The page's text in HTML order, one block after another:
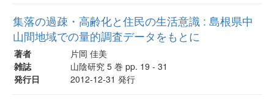
集落の過疎・高齢化と住民の生活意識 : 島根県中
山間地域での量的調査データをもとに
著者
片岡 佳美
雑誌
山陰研究 5 巻 pp. 19 - 31
発行日
2012-12-31 発行